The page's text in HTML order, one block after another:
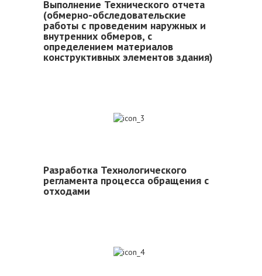
Выполнение Технического отчета
(обмерно-обследовательские
работы с проведеним наружных и
внутренних обмеров, с
определением материалов
конструктивных элементов здания)
Разработка Технологического
регламента процесса обращения с
отходами